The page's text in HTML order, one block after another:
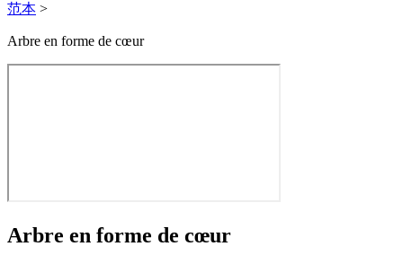
范本 >
Arbre en forme de cœur
Arbre en forme de cœur